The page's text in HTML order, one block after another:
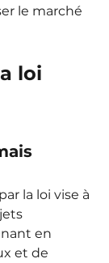
le marché
loi
la loi vise à
en
et de